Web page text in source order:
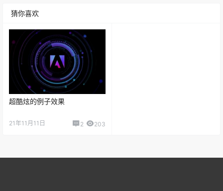
猜你喜欢
超酷炫的例子效果
21年11月11日 2 203